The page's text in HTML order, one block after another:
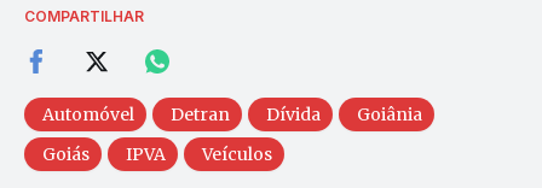
COMPARTILHAR
Automóvel Detran Dívida
Goiânia
Goiás
IPVA Veículos